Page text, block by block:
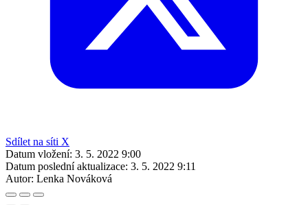
Sdílet na síti X
Datum vložení: 3. 5. 2022 9:00
Datum poslední aktualizace: 3. 5. 2022 9:11
Autor: Lenka Nováková